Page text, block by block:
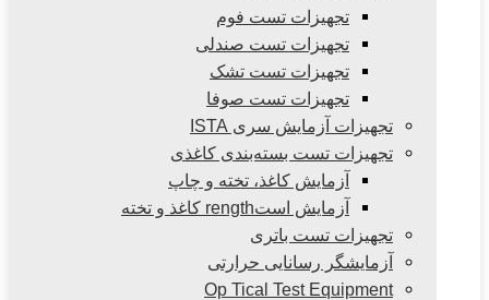
تجهیزات تست فوم
تجهیزات تست صندلی
تجهیزات تست تشک
تجهیزات تست صوفا
تجهیزات آزمایش سری ISTA
تجهیزات تست بسته‌بندی کاغذی
آزمایش کاغذ، تخته و چاپ
آزمایش استrength کاغذ و تخته
تجهیزات تست باتری
آزمایشگر رسانایی حرارتی
Op Tical Test Equipment